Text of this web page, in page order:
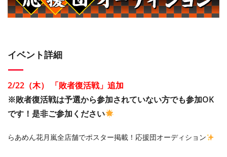
イベント詳細
2/22（木） 「敗者復活戦」追加
※敗者復活戦は予選から参加されていない方でも参加OK
です！是非ご参加ください
らあめん花月嵐全店舗でポスター掲載！応援団オーディション